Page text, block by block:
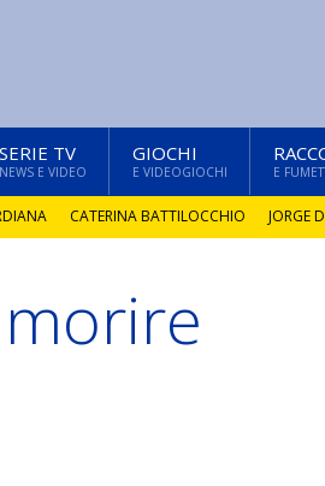
SERIE TV
NEWS E VIDEO
GIOCHI
E VIDEOGIOCHI E
CATERINA BATTILOCCHIO JORGE